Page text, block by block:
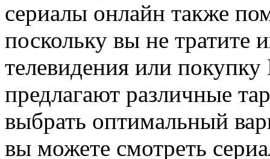
сериалы онлайн также
поскольку вы не тратите
телевидения или
предлагают различные
выбрать оптимальный
вы можете смотреть